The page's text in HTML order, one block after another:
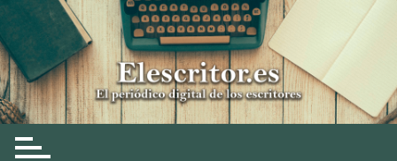
Skip
to
content
Elescritor.es
El periódico digital de los escritores